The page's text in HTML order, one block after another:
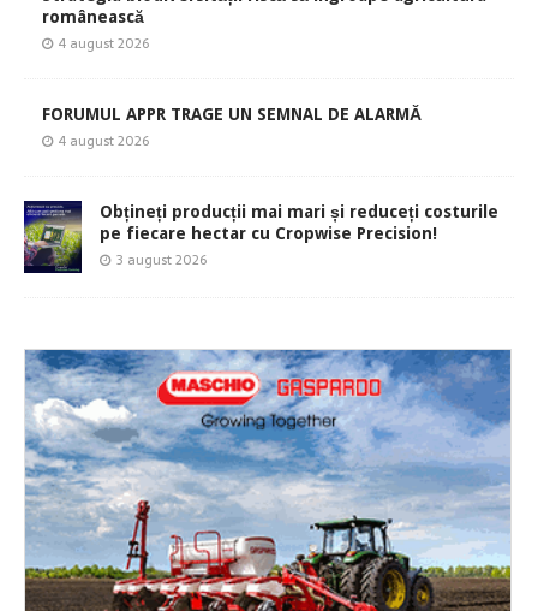
românească
4 august 2026
FORUMUL APPR TRAGE UN SEMNAL DE ALARMĂ
4 august 2026
Obțineți producții mai mari și reduceți costurile
pe fiecare hectar cu Cropwise Precision!
3 august 2026